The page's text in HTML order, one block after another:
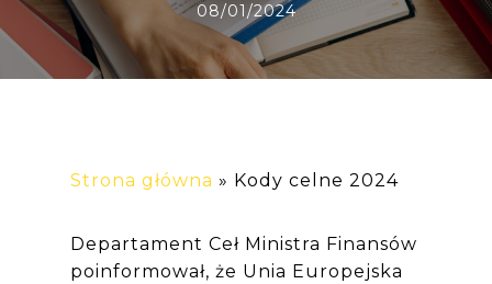
08/01/2024
Strona główna » Kody celne 2024
Departament Ceł Ministra Finansów
poinformował, że Unia Europejska